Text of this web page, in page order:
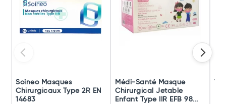
Soineo Masques
Chirurgicaux Type 2R EN
14683
Médi-Santé Masque
Chirurgical Jetable
Enfant Type IIR EFB 98...